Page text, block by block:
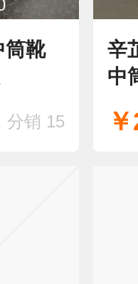
筒靴
分销 15
辛
中